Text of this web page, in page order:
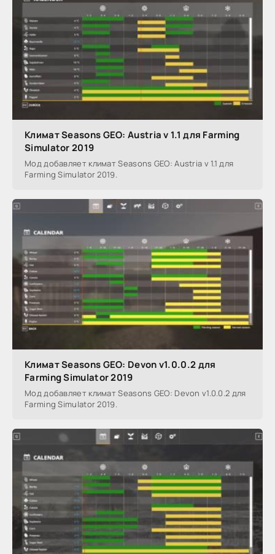
Климат Seasons GEO: Austria v 1.1 для Farming
Simulator 2019
Мод добавляет климат Seasons GEO: Austria v 1.1 для
Farming Simulator 2019.
Климат Seasons GEO: Devon v1.0.0.2 для
Farming Simulator 2019
Мод добавляет климат Seasons GEO: Devon v1.0.0.2 для
Farming Simulator 2019.